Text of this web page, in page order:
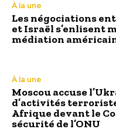
À la une
Les négociations
et Israël s’enlisent
médiation
À la une
Moscou accuse
d’activités
Afrique devant le
sécurité de l’ONU